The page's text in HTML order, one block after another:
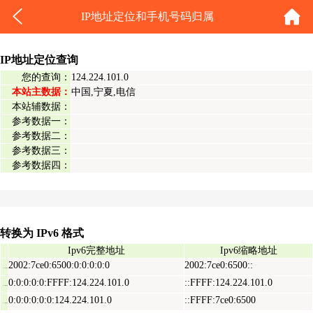
IP地址定位和手机号码归属
IP地址定位查询
您的查询： 124.224.101.0
本站主数据： 中国,宁夏,电信
本站辅数据：
参考数据一：
参考数据二：
参考数据三：
参考数据四：
转换为 IPv6 格式
Ipv6完整地址 Ipv6缩略地址
2002:7ce0:6500:0:0:0:0:0 2002:7ce0:6500::
0:0:0:0:0:FFFF:124.224.101.0 ::FFFF:124.224.101.0
0:0:0:0:0:0:124.224.101.0 ::FFFF:7ce0:6500